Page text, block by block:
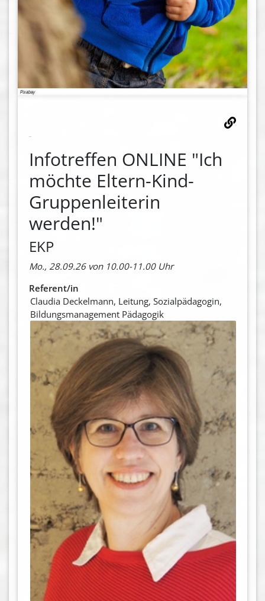
Infotreffen ONLINE "Ich
möchte Eltern-Kind-
Gruppenleiterin
werden!"
EKP
Mo., 28.09.26 von 10.00-11.00 Uhr
Referent/in
Claudia Deckelmann, Leitung, Sozialpädagogin,
Bildungsmanagement Pädagogik